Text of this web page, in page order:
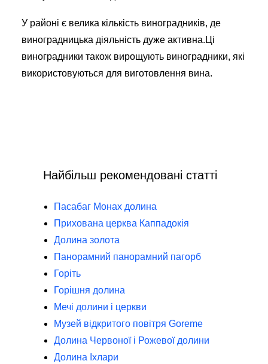
У районі є велика кількість виноградників, де
виноградницька діяльність дуже активна.Ці
виноградники також вирощують виноградники, які
використовуються для виготовлення вина.
Найбільш рекомендовані статті
Пасабаг Монах долина
Прихована церква Каппадокія
Долина золота
Панорамний панорамний пагорб
Горіть
Горішня долина
Мечі долини і церкви
Музей відкритого повітря Goreme
Долина Червоної і Рожевої долини
Долина Іхлари